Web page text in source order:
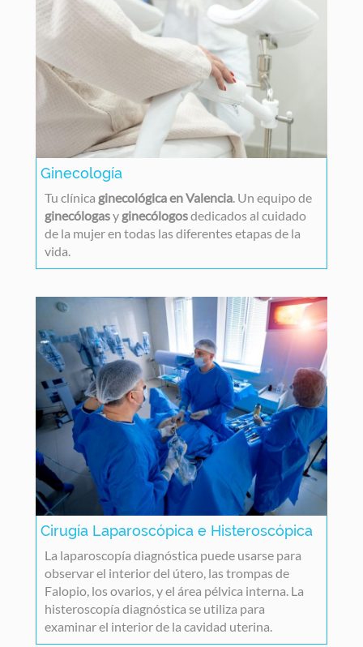
Ginecología
Tu clínica ginecológica en Valencia. Un equipo de
ginecólogasy ginecólogosdedicados al cuidado
de la mujer en todas las diferentes etapas de la
vida.
Cirugía Laparoscópica e Histeroscópica
La laparoscopía diagnóstica puede usarse para
observar el interior del útero, las trompas de
Falopio, los ovarios, y el área pélvica interna. La
histeroscopía diagnóstica se utiliza para
examinar el interior de la cavidad uterina.